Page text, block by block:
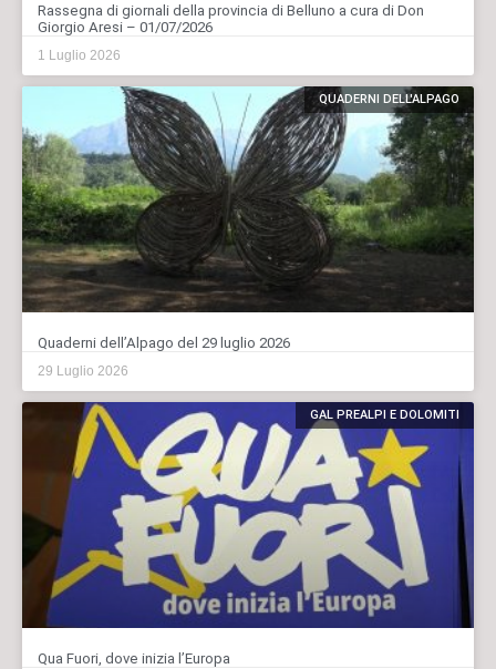
Rassegna di giornali della provincia di Belluno a cura di Don
Giorgio Aresi – 01/07/2026
1 Luglio 2026
QUADERNI DELL'ALPAGO
Quaderni dell’Alpago del 29 luglio 2026
29 Luglio 2026
GAL PREALPI E DOLOMITI
Qua Fuori, dove inizia l’Europa